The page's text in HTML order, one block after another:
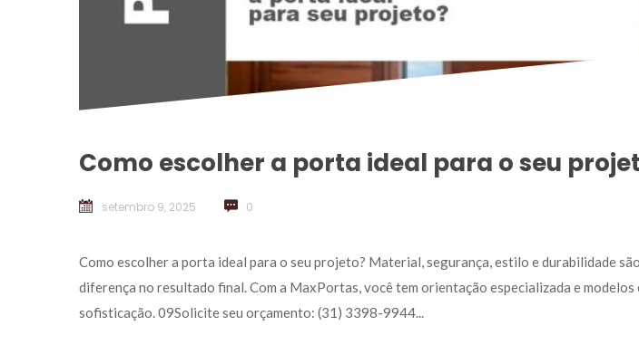
Como escolher a porta ideal para o seu
etembro 9, 2025 0
Como escolher a porta ideal para o seu projeto? Material, segurança, estilo e durabilidade
diferença no resultado final. Com a MaxPortas, você tem orientação especializada e
ofisticação. 09Solicite seu orçamento: (31) 3398-9944...